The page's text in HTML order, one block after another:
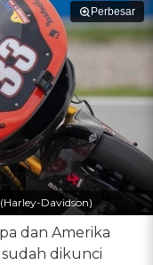
Perbesar
Davidson)
dan Amerika
dikunci